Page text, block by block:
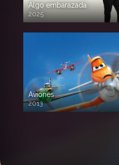
Algo embarazada
2025
720p HD
Aviones
2013
720 HD